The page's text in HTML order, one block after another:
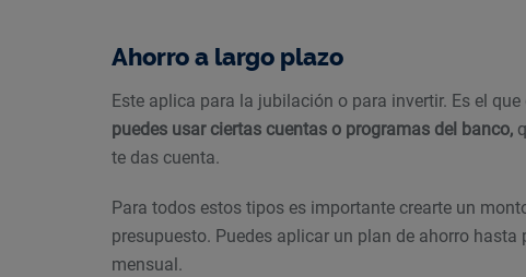
Ahorro a largo plazo
Este aplica para la jubilación o para invertir. Es el
puedes usar ciertas cuentas o programas del banco,
te das cuenta.
Para todos estos tipos es importante crearte un
presupuesto. Puedes aplicar un plan de ahorro
mensual.